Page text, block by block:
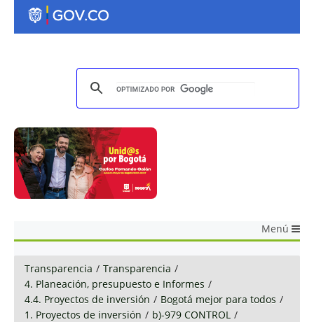
Menú
Transparencia / Transparencia /
4. Planeación, presupuesto e Informes /
4.4. Proyectos de inversión / Bogotá mejor para todos /
1. Proyectos de inversión / b)-979 CONTROL /